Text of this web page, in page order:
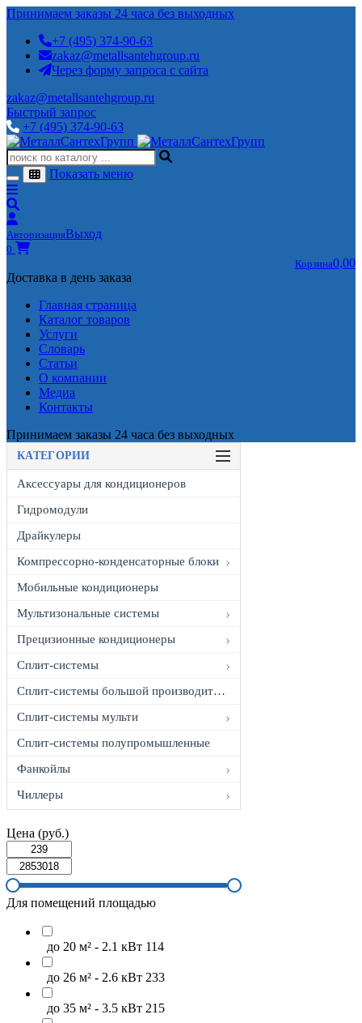
Принимаем заказы 24 часа без выходных
+7 (495) 374-90-63
zakaz@metallsantehgroup.ru
Через форму запроса с сайта
zakaz@metallsantehgroup.ru
Быстрый запрос
+7 (495) 374-90-63
Показать меню
АвторизацияВыход
0
Корзина0,00
Доставка в день заказа
Главная страница
Каталог товаров
Услуги
Словарь
Статьи
О компании
Медиа
Контакты
Принимаем заказы 24 часа без выходных
КАТЕГОРИИ
Аксессуары для кондиционеров
Гидромодули
Драйкулеры
Компрессорно-конденсаторные блоки
Мобильные кондиционеры
Мультизональные системы
Прецизионные кондиционеры
Сплит-системы
Сплит-системы большой производительности
Сплит-системы мульти
Сплит-системы полупромышленные
Фанкойлы
Чиллеры
Цена (руб.)
Для помещений площадью
до 20 м² - 2.1 кВт 114
до 26 м² - 2.6 кВт 233
до 35 м² - 3.5 кВт 215